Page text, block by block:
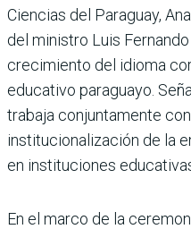
Ciencias del Paraguay,
del ministro Luis
crecimiento del idioma
educativo paraguayo.
trabaja conjuntamente
institucionalización de la
en instituciones
En el marco de la